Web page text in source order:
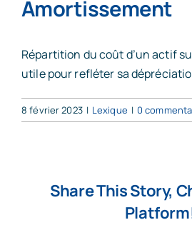
FAQs
Amortissement
Répartition du coût d’un actif
utile pour refléter sa
8 février 2023 | Lexique | 0
Share This Story,